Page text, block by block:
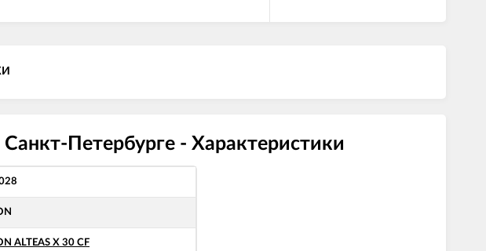
Петербурге - Характеристики
ALTEAS X 30 CF